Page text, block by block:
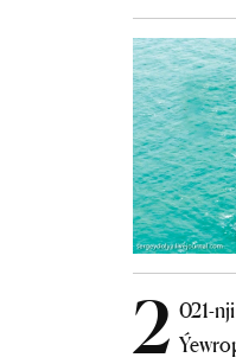
2 021-